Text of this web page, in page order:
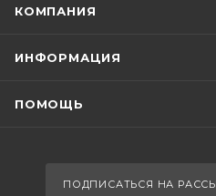
КОМПАНИЯ
ИНФОРМАЦИЯ
ПОМОЩЬ
ПОДПИСАТЬСЯ НА